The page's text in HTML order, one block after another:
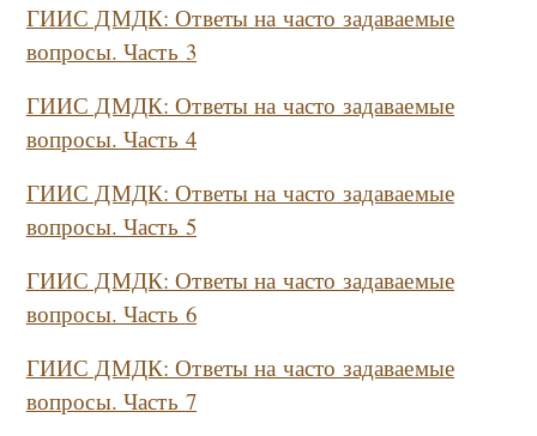
ГИИС ДМДК: Ответы на часто задаваемые
вопросы. Часть 3
ГИИС ДМДК: Ответы на часто задаваемые
вопросы. Часть 4
ГИИС ДМДК: Ответы на часто задаваемые
вопросы. Часть 5
ГИИС ДМДК: Ответы на часто задаваемые
вопросы. Часть 6
ГИИС ДМДК: Ответы на часто задаваемые
вопросы. Часть 7